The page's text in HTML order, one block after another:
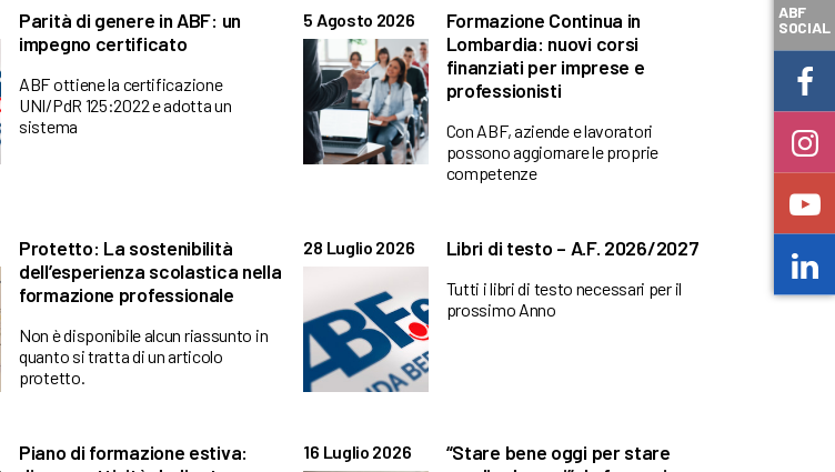
Parità di genere in ABF: un
impegno certificato
ABF ottiene la certificazione
UNI/PdR 125:2022 e adotta un
sistema
5 Agosto 2026
Formazione Continua in
Lombardia: nuovi corsi
finanziati per imprese e
professionisti
Con ABF, aziende e lavoratori
possono aggiornare le proprie
competenze
Protetto: La sostenibilità
dell’esperienza scolastica nella
formazione professionale
Non è disponibile alcun riassunto in
quanto si tratta di un articolo
protetto.
28 Luglio 2026 Libri di testo – A.F. 2026/2027
Tutti i libri di testo necessari per il
prossimo Anno
Piano di formazione estiva:
16 Luglio 2026
“Stare bene oggi per stare
ABF
SOCIAL